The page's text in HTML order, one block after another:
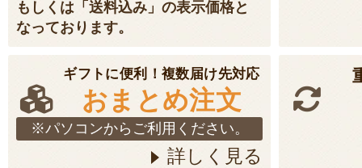
もしくは「送料込み」の表示価格と
なっております。
ギフトに便利！複数届け先対応
おまとめ注文
※パソコンからご利用ください。
詳しく見る